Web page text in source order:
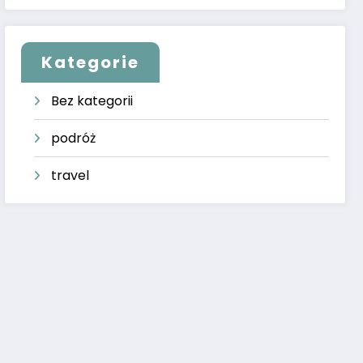
Kategorie
Bez kategorii
podróż
travel